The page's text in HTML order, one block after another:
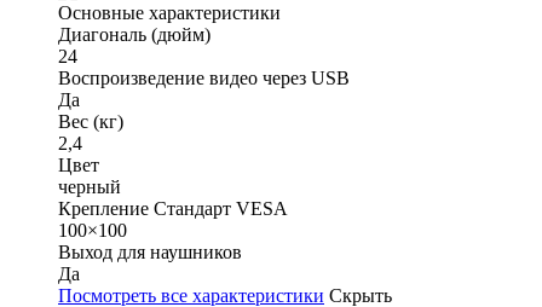
Основные характеристики
Диагональ (дюйм)
24
Воспроизведение видео через USB
Да
Вес (кг)
2,4
Цвет
черный
Крепление Стандарт VESA
100×100
Выход для наушников
Да
Посмотреть все характеристики Скрыть